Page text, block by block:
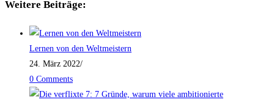
Weitere Beiträge:
Lernen von den Weltmeistern
24. März 2022/
0 Comments